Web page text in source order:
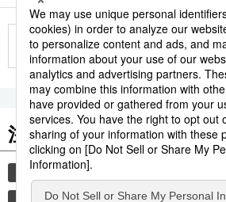
もっと見る
注目のキーワード
共同通信ニュース